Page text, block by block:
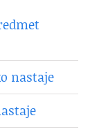
nastaje